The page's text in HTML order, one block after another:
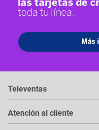
Televentas
Atención al cliente